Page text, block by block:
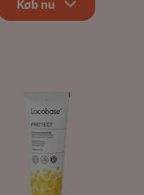
Køb nu